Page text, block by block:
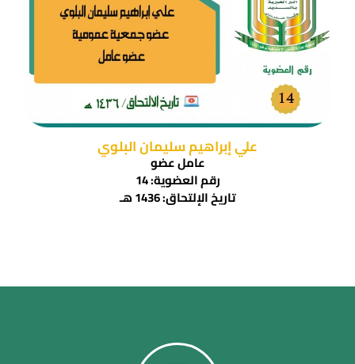
علي إبراهيم سليمان البلوي
عامل عضو
رقم العضوية: 14
تاريخ الإلتحاق: 1436 هـ